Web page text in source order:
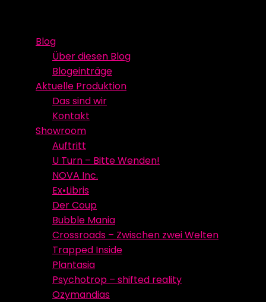
contentBlog
Über diesen Blog
Blogeinträge
Aktuelle Produktion
Das sind wir
Kontakt
Showroom
Auftritt
U Turn – Bitte Wenden!
NOVA Inc.
Ex•Libris
Der Coup
Bubble Mania
Crossroads – Zwischen zwei Welten
Trapped Inside
Plantasia
Psychotrop – shifted reality
Ozymandias